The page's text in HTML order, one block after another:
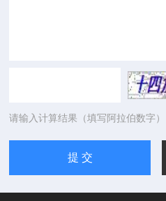
请输入计算结果（填写阿拉伯数字